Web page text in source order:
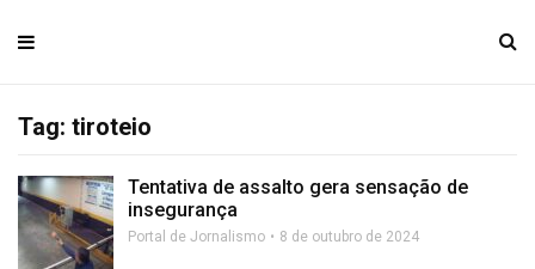
Tag: tiroteio
Tentativa de assalto gera sensação de
insegurança
Portal de Jornalismo 8 de outubro de 2024